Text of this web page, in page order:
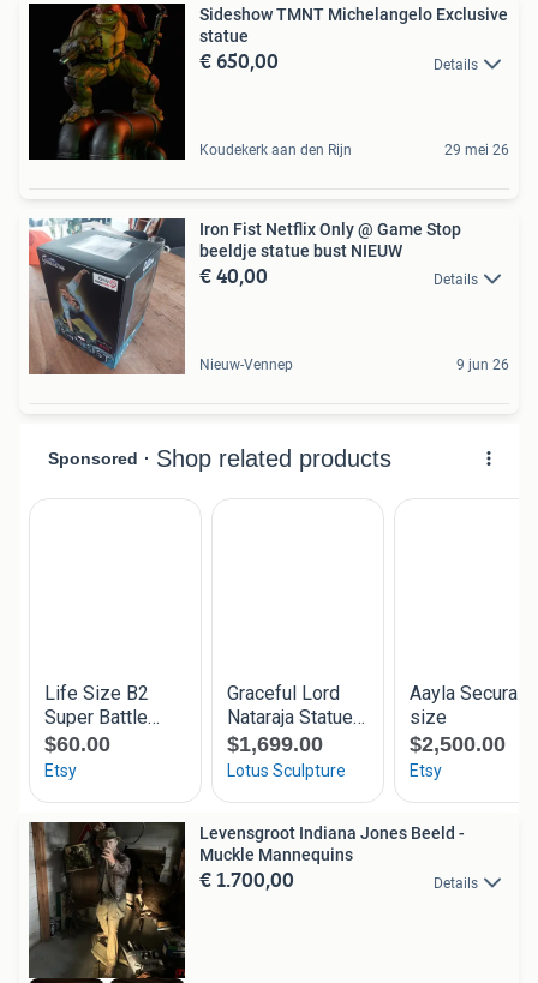
Sideshow TMNT Michelangelo Exclusive
statue
€ 650,00 Details
Koudekerk aan den Rijn 29 mei 26
Iron Fist Netflix Only @ Game Stop
beeldje statue bust NIEUW
€ 40,00 Details
Nieuw-Vennep 9 jun 26
Levensgroot Indiana Jones Beeld -
Muckle Mannequins
€ 1.700,00 Details